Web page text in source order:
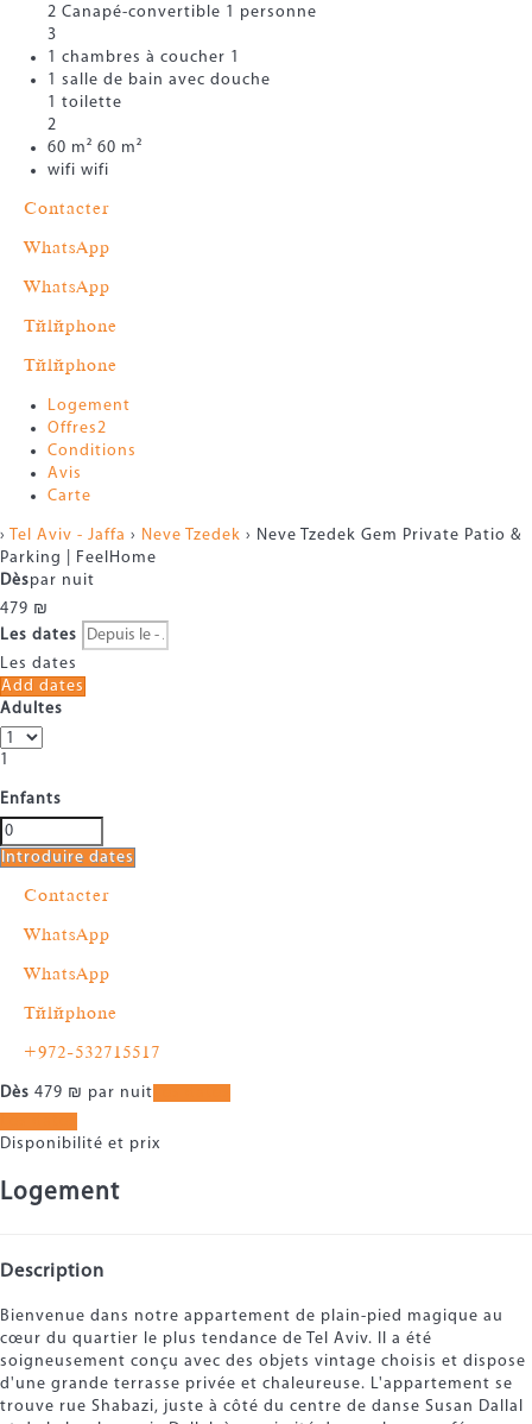
2 Canapé-convertible 1 personne
3
1 chambres à coucher 1
1 salle de bain avec douche
1 toilette
2
60 m² 60 m²
wifi wifi
Contacter
WhatsApp
WhatsApp
Téléphone
Téléphone
Logement
Offres2
Conditions
Avis
Carte
› Tel Aviv - Jaffa › Neve Tzedek › Neve Tzedek Gem Private Patio &
Parking | FeelHome
Dèspar nuit
479 ₪
Les dates
Les dates
Add dates
Adultes
1
Enfants
Introduire dates
Contacter
WhatsApp
WhatsApp
Téléphone
+972-532715517
Dès 479 ₪ par nuit
Disponibilité et prix
Logement
Description
Bienvenue dans notre appartement de plain-pied magique au
cœur du quartier le plus tendance de Tel Aviv. Il a été
soigneusement conçu avec des objets vintage choisis et dispose
d'une grande terrasse privée et chaleureuse. L'appartement se
trouve rue Shabazi, juste à côté du centre de danse Susan Dallal